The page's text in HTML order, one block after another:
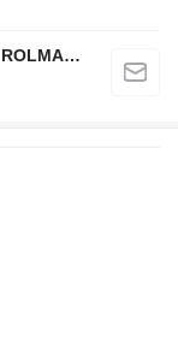
Przedsiębiorstwo Produkcyjno-Handlowe ROLMAPOL Marcin Dziekan